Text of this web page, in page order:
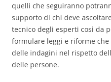
quelli che seguiranno
supporto di chi deve
tecnico degli esperti così da
formulare leggi e riforme
delle indagini nel rispetto
delle persone.